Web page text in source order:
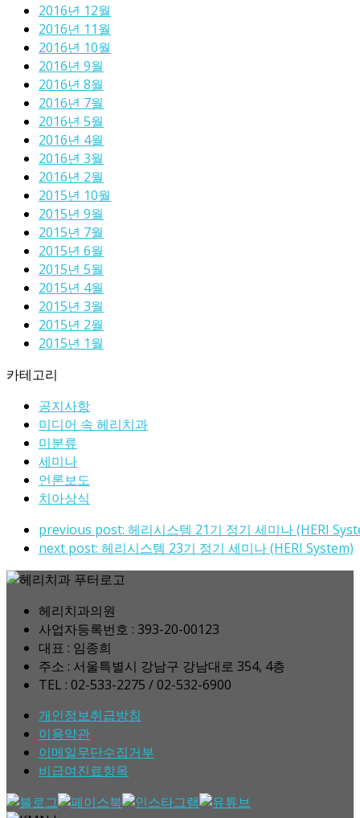
2016년 12월
2016년 11월
2016년 10월
2016년 9월
2016년 8월
2016년 7월
2016년 5월
2016년 4월
2016년 3월
2016년 2월
2015년 10월
2015년 9월
2015년 7월
2015년 6월
2015년 5월
2015년 4월
2015년 3월
2015년 2월
2015년 1월
카테고리
공지사항
미디어 속 헤리치과
미분류
세미나
언론보도
치아상식
previous post: 헤리시스템 21기 정기 세미나 (HERI
next post: 헤리시스템 23기 정기 세미나 (HERI System)
헤리치과의원
사업자등록번호 : 393-20-00123
대표 : 임종희
주소 : 서울특별시 강남구 강남대로 354, 4층
TEL : 02-533-2275 / 02-532-6900
개인정보취급방침
이용약관
이메일무단수집거부
비급여진료항목